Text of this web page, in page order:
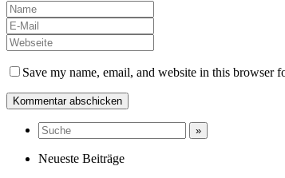
Save my name, email, and website in this browser
Neueste Beiträge